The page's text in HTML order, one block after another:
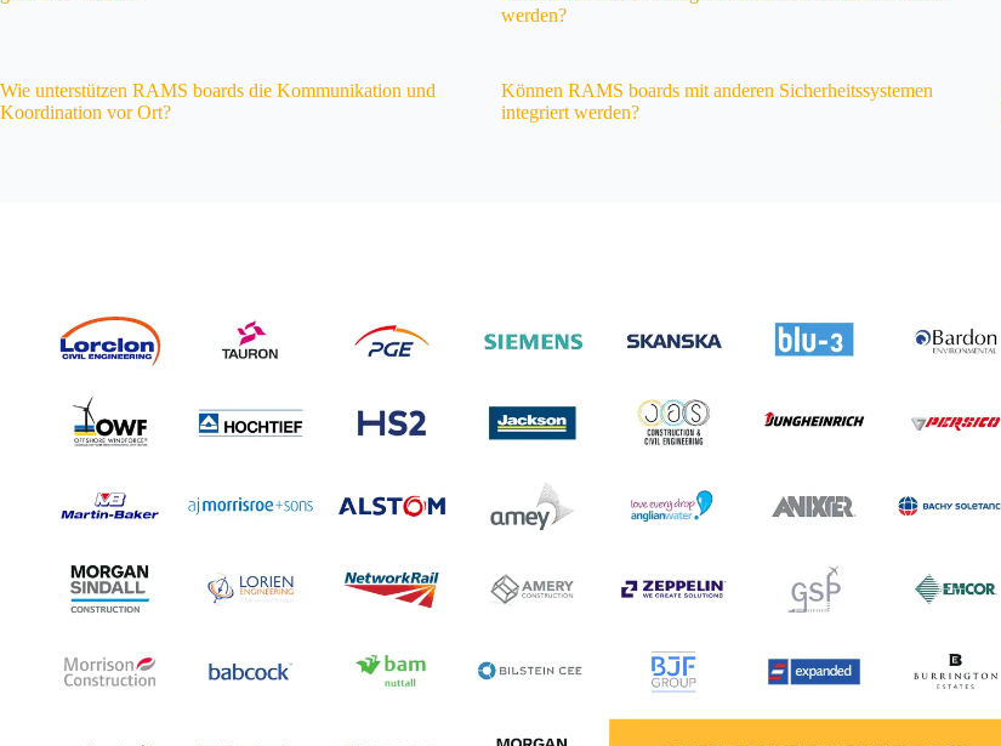
werden?
Wie unterstützen RAMS boards die Kommunikation und
Koordination vor Ort?
Können RAMS boards mit anderen Sicherheitssystemen
integriert werden?